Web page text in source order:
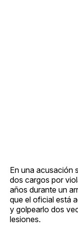
En una acusación
dos cargos por
años durante un
que el oficial está
y golpearlo dos
lesiones.